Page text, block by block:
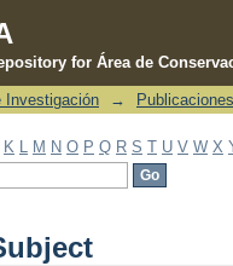
for Área de
Investigación →
K M N O P Q R S T U V W X